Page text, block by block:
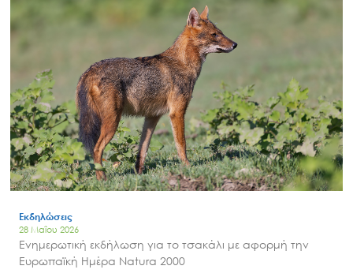
Search
for:
Ο.ΦΥ.ΠΕ.Κ.Α.
Νέα – Δημοσιότητα
Άξονες δράσης
Εισιτήρια
Εκδηλώσεις
28 Μαΐου 2026
Ενημερωτική εκδήλωση για το τσακάλι με αφορμή την
Ευρωπαϊκή Ημέρα Natura 2000